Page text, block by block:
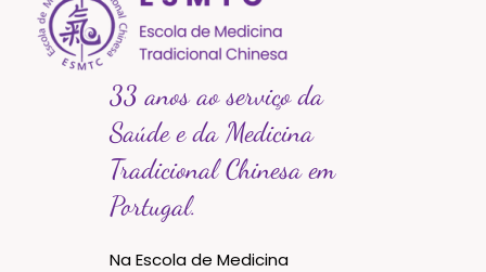
33 anos ao serviço da
Saúde e da Medicina
Tradicional Chinesa em
Portugal.
Na Escola de Medicina